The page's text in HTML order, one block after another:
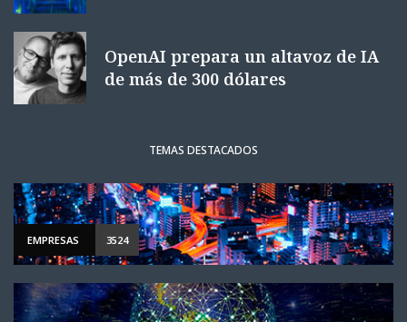
OpenAI prepara un altavoz de IA
de más de 300 dólares
TEMAS DESTACADOS
EMPRESAS 3524